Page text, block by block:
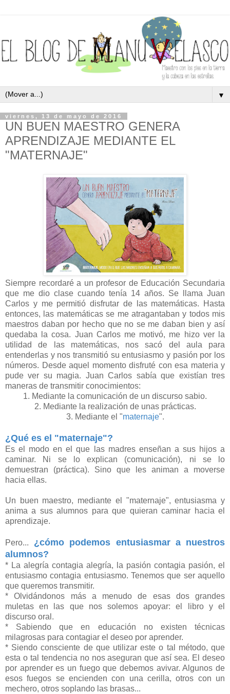
▼
viernes, 13 de mayo de 2016
UN BUEN MAESTRO GENERA
APRENDIZAJE MEDIANTE EL
"MATERNAJE"
Siempre recordaré a un profesor de Educación Secundaria
que me dio clase cuando tenía 14 años. Se llama Juan
Carlos y me permitió disfrutar de las matemáticas. Hasta
entonces, las matemáticas se me atragantaban y todos mis
maestros daban por hecho que no se me daban bien y así
quedaba la cosa. Juan Carlos me motivó, me hizo ver la
utilidad de las matemáticas, nos sacó del aula para
entenderlas y nos transmitió su entusiasmo y pasión por los
números. Desde aquel momento disfruté con esa materia y
pude ver su magia. Juan Carlos sabía que existían tres
maneras de transmitir conocimientos:
1. Mediante la comunicación de un discurso sabio.
2. Mediante la realización de unas prácticas.
3. Mediante el "maternaje".
¿Qué es el "maternaje"?
Es el modo en el que las madres enseñan a sus hijos a
caminar. Ni se lo explican (comunicación), ni se lo
demuestran (práctica). Sino que les animan a moverse
hacia ellas.
Un buen maestro, mediante el "maternaje", entusiasma y
anima a sus alumnos para que quieran caminar hacia el
aprendizaje.
Pero...
¿cómo podemos entusiasmar a nuestros
alumnos?
* La alegría contagia alegría, la pasión contagia pasión, el
entusiasmo contagia entusiasmo. Tenemos que ser aquello
que queremos transmitir.
* Olvidándonos más a menudo de esas dos grandes
muletas en las que nos solemos apoyar: el libro y el
discurso oral.
* Sabiendo que en educación no existen técnicas
milagrosas para contagiar el deseo por aprender.
* Siendo consciente de que utilizar este o tal método, que
esta o tal tendencia no nos aseguran que así sea. El deseo
por aprender es un fuego que debemos avivar. Algunos de
esos fuegos se encienden con una cerilla, otros con un
mechero, otros soplando las brasas...